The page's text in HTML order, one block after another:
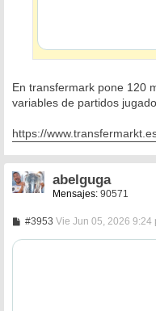
En transfermark pone 120
variables de partidos
https://
abelguga
Mensajes: 90571
#3953M
n
Vie Jun 05, 2026 9:24